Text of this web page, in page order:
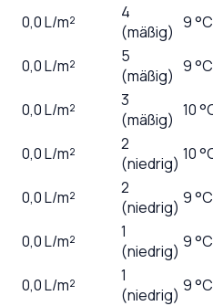
0,0L/m²
4
(mäßig) 9 °C
0,0L/m²
5
(mäßig) 9 °C
0,0L/m²
3
(mäßig) 10
0,0L/m²
2
(niedrig) 10
0,0L/m²
2
(niedrig) 9 °C
0,0L/m²
1
(niedrig) 9 °C
0,0L/m²
1
(niedrig) 9 °C